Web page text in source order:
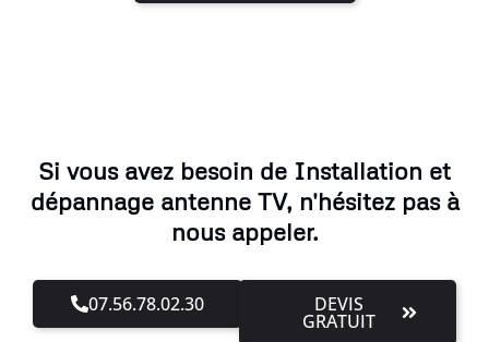
Si vous avez besoin de Installation et
dépannage antenne TV, n'hésitez pas à
nous appeler.
07.56.78.02.30 DEVIS
GRATUIT